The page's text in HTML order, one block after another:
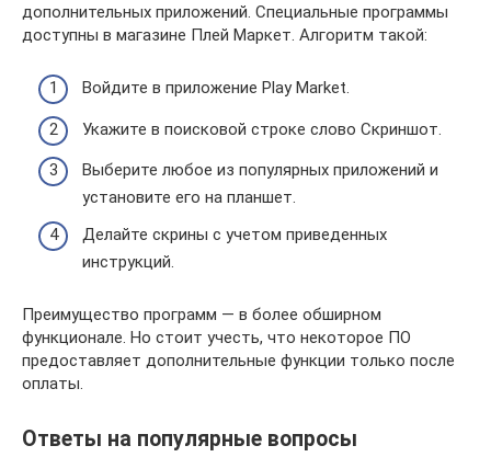
дополнительных приложений. Специальные программы
доступны в магазине Плей Маркет. Алгоритм такой:
Войдите в приложение Play Market.
Укажите в поисковой строке слово Скриншот.
Выберите любое из популярных приложений и
установите его на планшет.
Делайте скрины с учетом приведенных
инструкций.
Преимущество программ — в более обширном
функционале. Но стоит учесть, что некоторое ПО
предоставляет дополнительные функции только после
оплаты.
Ответы на популярные вопросы